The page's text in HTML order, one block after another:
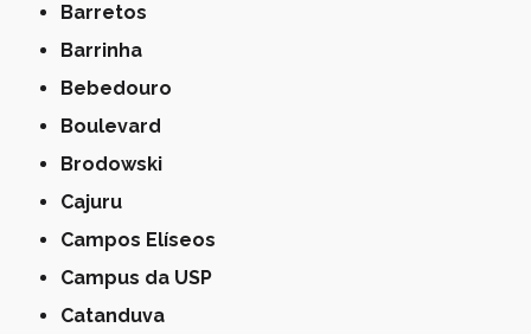
Barretos
Barrinha
Bebedouro
Boulevard
Brodowski
Cajuru
Campos Elíseos
Campus da USP
Catanduva